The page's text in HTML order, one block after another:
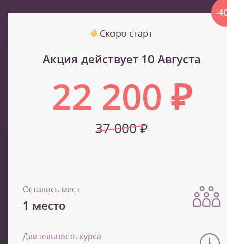
-
Скоро старт
Акция действует 10 Августа
22 200 ₽
37 000 ₽
Осталось мест
1 место
Длительность курса